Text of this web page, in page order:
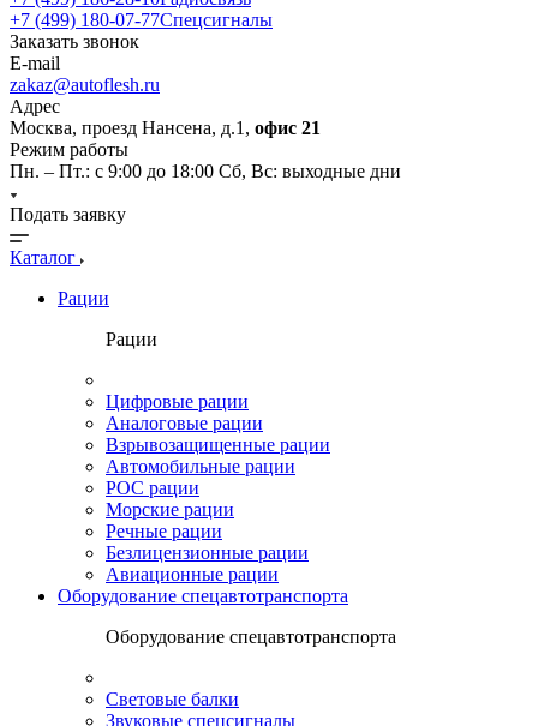
+7 (499) 180-07-77Спецсигналы
Заказать звонок
E-mail
zakaz@autoflesh.ru
Адрес
Москва, проезд Нансена, д.1, офис 21
Режим работы
Пн. – Пт.: с 9:00 до 18:00 Cб, Вс: выходные дни
Подать заявку
Каталог
Рации
Рации
Цифровые рации
Аналоговые рации
Взрывозащищенные рации
Автомобильные рации
POC рации
Морские рации
Речные рации
Безлицензионные рации
Авиационные рации
Оборудование спецавтотранспорта
Оборудование спецавтотранспорта
Световые балки
Звуковые спецсигналы